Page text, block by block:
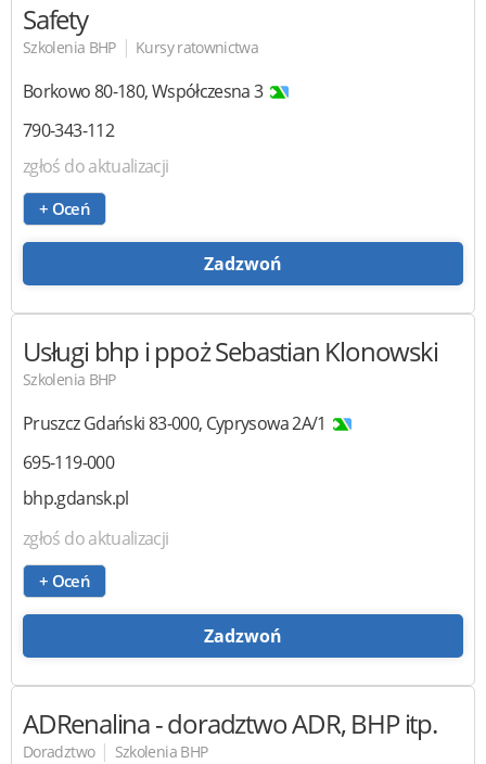
Safety
Szkolenia BHP | Kursy ratownictwa
Borkowo80-180,Współczesna 3
790-343-112
zgłoś do aktualizacji
+ Oceń
Zadzwoń
Usługi bhp i ppożSebastian Klonowski
Szkolenia BHP
Pruszcz Gdański83-000, Cyprysowa 2A/1
695-119-000
bhp.gdansk.pl
zgłoś do aktualizacji
+ Oceń
Zadzwoń
ADRenalina- doradztwo ADR, BHP itp.
Doradztwo | Szkolenia BHP